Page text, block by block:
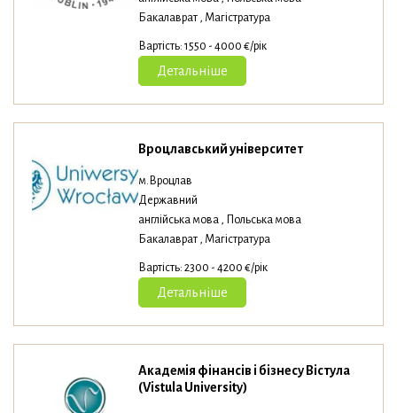
Бакалаврат , Магістратура
Вартість: 1550 - 4000 €/рік
Детальніше
Вроцлавський університет
м.Вроцлав
Державний
англійська мова , Польська мова
Бакалаврат , Магістратура
Вартість: 2300 - 4200 €/рік
Детальніше
Академія фінансів і бізнесу Вістула
(Vistula University)